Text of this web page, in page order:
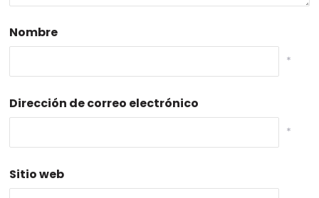
Nombre
*
Dirección de correo electrónico
*
Sitio web